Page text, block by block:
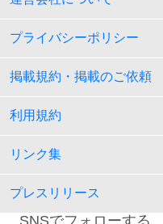
プライバシーポリシー
掲載規約・掲載のご依頼
利用規約
リンク集
プレスリリース
SNSでフォローする